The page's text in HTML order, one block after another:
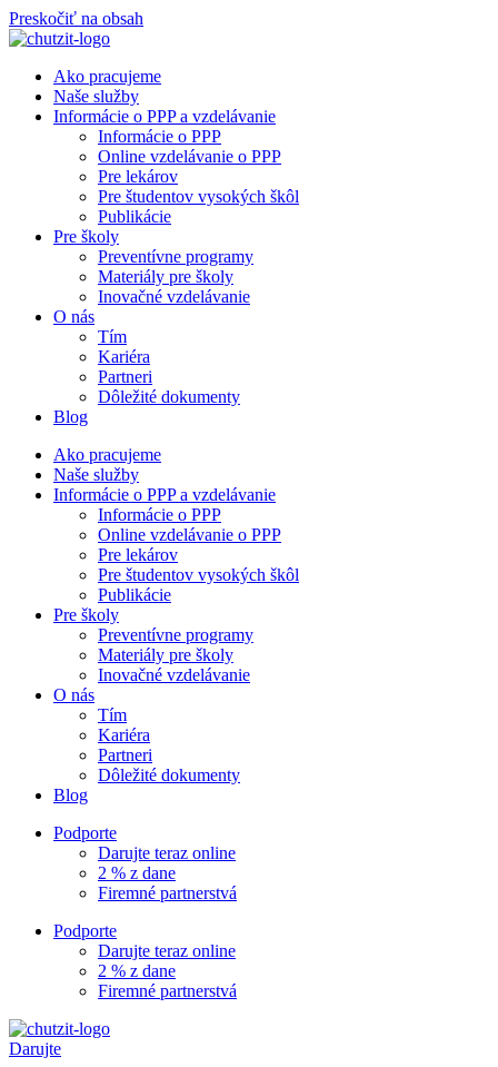
Preskočiť na obsah
Ako pracujeme
Naše služby
Informácie o PPP a vzdelávanie
Informácie o PPP
Online vzdelávanie o PPP
Pre lekárov
Pre študentov vysokých škôl
Publikácie
Pre školy
Preventívne programy
Materiály pre školy
Inovačné vzdelávanie
O nás
Tím
Kariéra
Partneri
Dôležité dokumenty
Blog
Ako pracujeme
Naše služby
Informácie o PPP a vzdelávanie
Informácie o PPP
Online vzdelávanie o PPP
Pre lekárov
Pre študentov vysokých škôl
Publikácie
Pre školy
Preventívne programy
Materiály pre školy
Inovačné vzdelávanie
O nás
Tím
Kariéra
Partneri
Dôležité dokumenty
Blog
Podporte
Darujte teraz online
2 % z dane
Firemné partnerstvá
Podporte
Darujte teraz online
2 % z dane
Firemné partnerstvá
Darujte